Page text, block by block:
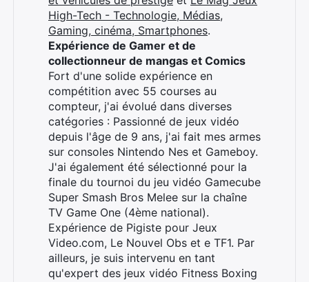
High-Tech - Technologie, Médias,
Gaming, cinéma, Smartphones.
Expérience de Gamer et de
collectionneur de mangas et Comics
Fort d'une solide expérience en
compétition avec 55 courses au
compteur, j'ai évolué dans diverses
catégories : Passionné de jeux vidéo
depuis l'âge de 9 ans, j'ai fait mes armes
sur consoles Nintendo Nes et Gameboy.
J'ai également été sélectionné pour la
finale du tournoi du jeu vidéo Gamecube
Super Smash Bros Melee sur la chaîne
TV Game One (4ème national).
Expérience de Pigiste pour Jeux
Video.com, Le Nouvel Obs et e TF1. Par
ailleurs, je suis intervenu en tant
qu'expert des jeux vidéo Fitness Boxing